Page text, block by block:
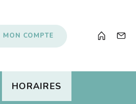
MON COMPTE
HORAIRES